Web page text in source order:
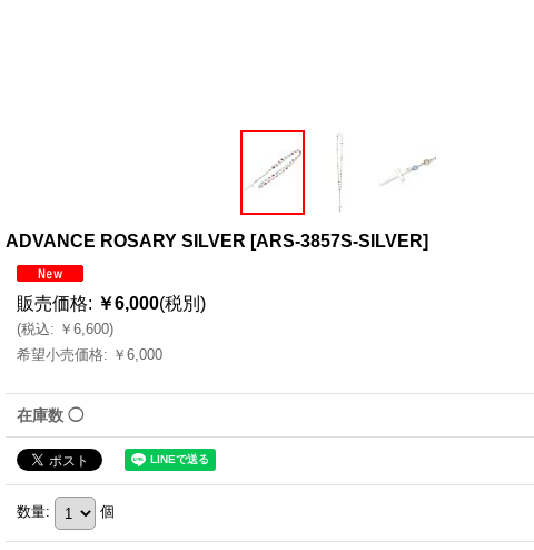
ADVANCE ROSARY SILVER [ARS-3857S-SILVER]
販売価格: ￥6,000(税別)
(税込: ￥6,600)
希望小売価格: ￥6,000
在庫数 ◯
数量: 個